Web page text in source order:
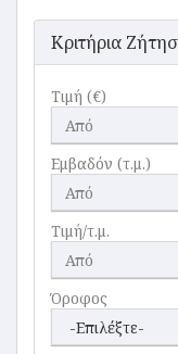
Κριτήρια
Τιμή (€)
Εμβαδόν (τ.μ.)
Τιμή/τ.μ.
Όροφος